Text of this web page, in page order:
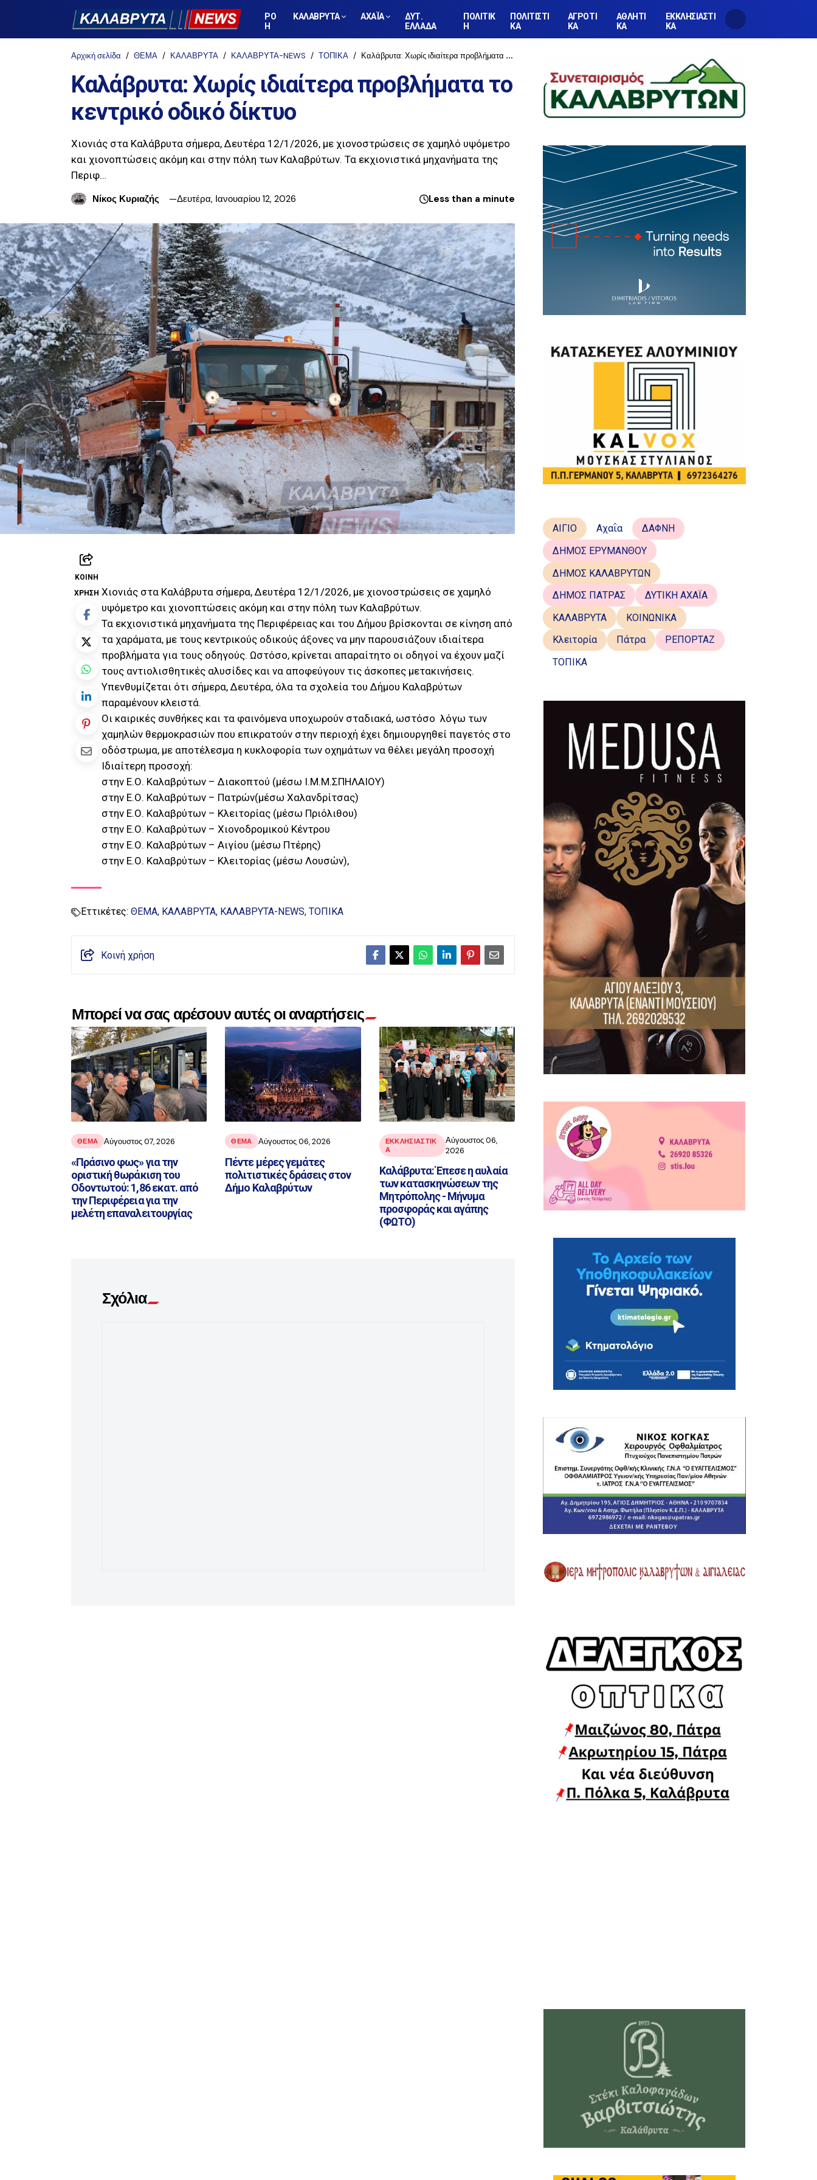
ΡΟ
Η
ΚΑΛΑΒΡΥΤΑ ΑΧΑΪΑ
ΔΥΤ.
ΕΛΛΑΔΑ
ΠΟΛΙΤΙΚ
Η
ΠΟΛΙΤΙΣΤΙ
ΚΑ
ΑΓΡΟΤΙ
ΚΑ
ΑΘΛΗΤΙ
ΚΑ
ΕΚΚΛΗΣΙΑΣΤΙ
ΚΑ
Αρχική σελίδα ΘΕΜΑ ΚΑΛΑΒΡΥΤΑ ΚΑΛΑΒΡΥΤΑ-NEWS ΤΟΠΙΚΑ Καλάβρυτα: Χωρίς ιδιαίτερα προβλήματα το κεντρικό οδικό δίκτυο
Καλάβρυτα: Χωρίς ιδιαίτερα προβλήματα το
κεντρικό οδικό δίκτυο
Χιονιάς στα Καλάβρυτα σήμερα, Δευτέρα 12/1/2026, με χιονοστρώσεις σε χαμηλό υψόμετρο
και χιονοπτώσεις ακόμη και στην πόλη των Καλαβρύτων. Τα εκχιονιστικά μηχανήματα της
Περιφ…
Νίκος Κυριαζής
Δευτέρα, Ιανουαρίου 12, 2026 Less than a minute
ΚΟΙΝΉ
ΧΡΉΣΗ Χιονιάς στα Καλάβρυτα σήμερα, Δευτέρα 12/1/2026, με χιονοστρώσεις σε χαμηλό
υψόμετρο και χιονοπτώσεις ακόμη και στην πόλη των Καλαβρύτων.
Τα εκχιονιστικά μηχανήματα της Περιφέρειας και του Δήμου βρίσκονται σε κίνηση από
τα χαράματα, με τους κεντρικούς οδικούς άξονες να μην παρουσιάζουν ιδιαίτερα
προβλήματα για τους οδηγούς. Ωστόσο, κρίνεται απαραίτητο οι οδηγοί να έχουν μαζί
τους αντιολισθητικές αλυσίδες και να αποφεύγουν τις άσκοπες μετακινήσεις.
Υπενθυμίζεται ότι σήμερα, Δευτέρα, όλα τα σχολεία του Δήμου Καλαβρύτων
παραμένουν κλειστά.
Οι καιρικές συνθήκες και τα φαινόμενα υποχωρούν σταδιακά, ωστόσο λόγω των
χαμηλών θερμοκρασιών που επικρατούν στην περιοχή έχει δημιουργηθεί παγετός στο
οδόστρωμα, με αποτέλεσμα η κυκλοφορία των οχημάτων να θέλει μεγάλη προσοχή
Ιδιαίτερη προσοχή:
στην Ε.Ο. Καλαβρύτων – Διακοπτού (μέσω Ι.Μ.Μ.ΣΠΗΛΑΙΟΥ)
στην Ε.Ο. Καλαβρύτων – Πατρών(μέσω Χαλανδρίτσας)
στην Ε.Ο. Καλαβρύτων – Κλειτορίας (μέσω Πριόλιθου)
στην Ε.Ο. Καλαβρύτων – Χιονοδρομικού Κέντρου
στην Ε.Ο. Καλαβρύτων – Αιγίου (μέσω Πτέρης)
στην Ε.Ο. Καλαβρύτων – Κλειτορίας (μέσω Λουσών),
Εττικέτες: ΘΕΜΑ ΚΑΛΑΒΡΥΤΑ ΚΑΛΑΒΡΥΤΑ-NEWS ΤΟΠΙΚΑ
Κοινή χρήση
Μπορεί να σας αρέσουν αυτές οι αναρτήσεις
ΘΕΜΑ Αύγουστος 07, 2026
«Πράσινο φως» για την
οριστική θωράκιση του
Οδοντωτού: 1,86 εκατ. από
την Περιφέρεια για την
μελέτη επαναλειτουργίας
ΘΕΜΑ Αύγουστος 06, 2026
Πέντε μέρες γεμάτες
πολιτιστικές δράσεις στον
Δήμο Καλαβρύτων
ΕΚΚΛΗΣΙΑΣΤΙΚ
Α
Αύγουστος 06,
2026
Καλάβρυτα: Έπεσε η αυλαία
των κατασκηνώσεων της
Μητρόπολης - Μήνυμα
προσφοράς και αγάπης
(ΦΩΤΟ)
Σχόλια
ΑΙΓΙΟ Αχαΐα
ΔΑΦΝΗ
ΔΗΜΟΣ ΕΡΥΜΑΝΘΟΥ
ΔΗΜΟΣ ΚΑΛΑΒΡΥΤΩΝ
ΔΗΜΟΣ ΠΑΤΡΑΣ
ΔΥΤΙΚΗ ΑΧΑΪΑ
ΚΑΛΑΒΡΥΤΑ
ΚΟΙΝΩΝΙΚΑ
Κλειτορία
Πάτρα
ΡΕΠΟΡΤΑΖ
ΤΟΠΙΚΑ